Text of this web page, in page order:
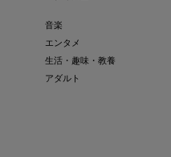
音楽
エンタメ
生活・趣味・教養
アダルト